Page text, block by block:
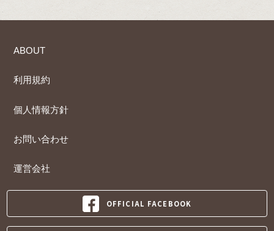
ABOUT
利用規約
個人情報方針
お問い合わせ
運営会社
OFFICIAL FACEBOOK